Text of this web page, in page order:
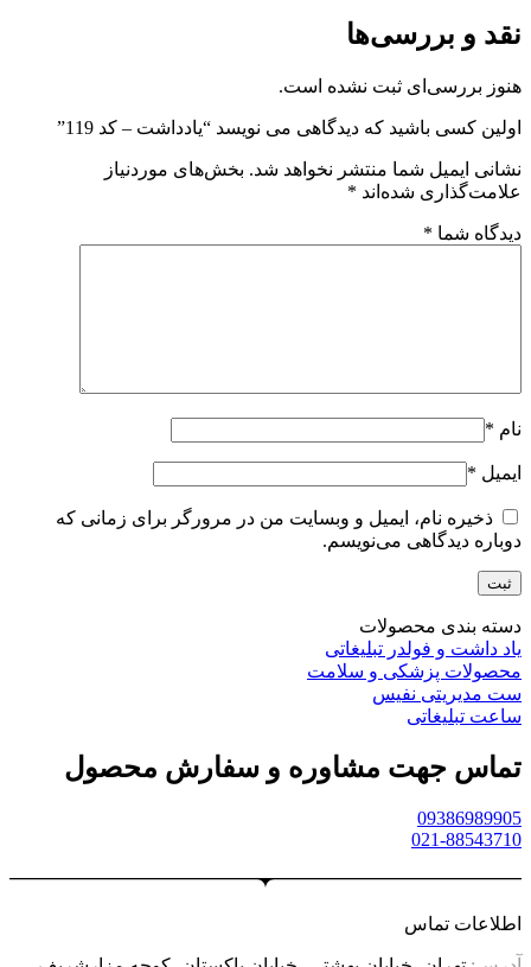
نقد و بررسی‌ها
هنوز بررسی‌ای ثبت نشده است.
اولین کسی باشید که دیدگاهی می نویسد “یادداشت – کد 119”
نشانی ایمیل شما منتشر نخواهد شد. بخش‌های موردنیاز
علامت‌گذاری شده‌اند *
دیدگاه شما *
نام *
ایمیل *
ذخیره نام، ایمیل و وبسایت من در مرورگر برای زمانی که
دوباره دیدگاهی می‌نویسم.
دسته بندی محصولات
یاد داشت و فولدر تبلیغاتی
محصولات پزشکی و سلامت
ست مدیریتی نفیس
ساعت تبلیغاتی
تماس جهت مشاوره و سفارش محصول
09386989905
021-88543710
اطلاعات تماس